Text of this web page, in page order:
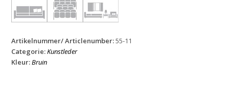
Artikelnummer/ Articlenumber:55-11
Categorie:Kunstleder
Kleur:Bruin